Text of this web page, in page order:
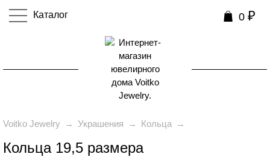
Каталог 0 ₽
Voitko Jewelry → Украшения → Кольца →
Кольца 19,5 размера